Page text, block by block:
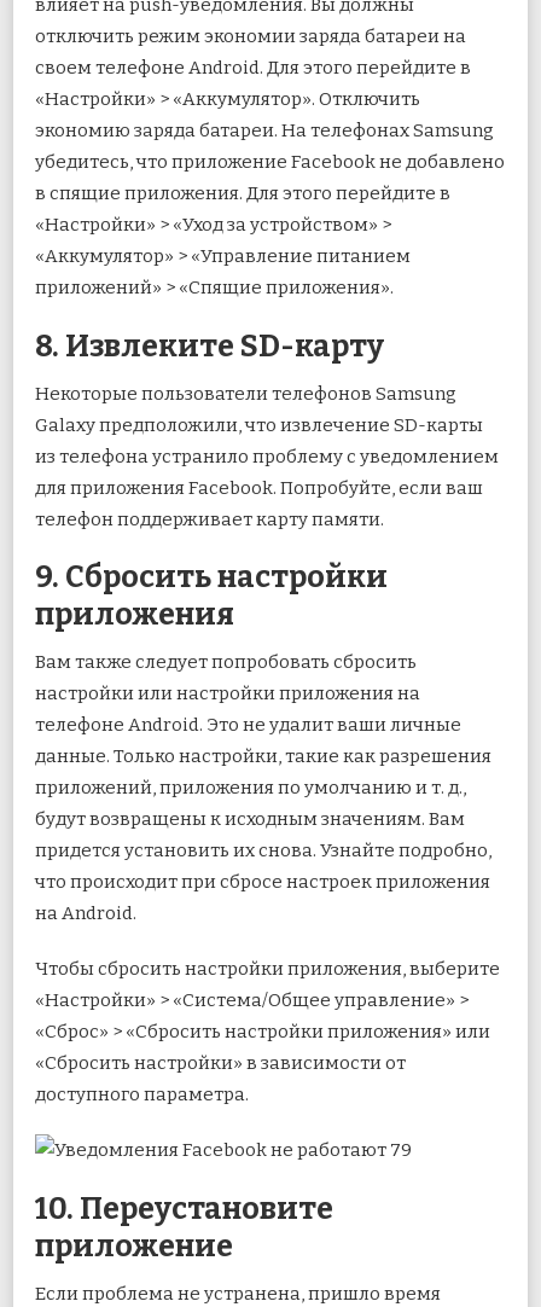
влияет на push-уведомления. Вы должны
отключить режим экономии заряда батареи на
своем телефоне Android. Для этого перейдите в
«Настройки» > «Аккумулятор». Отключить
экономию заряда батареи. На телефонах Samsung
убедитесь, что приложение Facebook не добавлено
в спящие приложения. Для этого перейдите в
«Настройки» > «Уход за устройством» >
«Аккумулятор» > «Управление питанием
приложений» > «Спящие приложения».
8. Извлеките SD-карту
Некоторые пользователи телефонов Samsung
Galaxy предположили, что извлечение SD-карты
из телефона устранило проблему с уведомлением
для приложения Facebook. Попробуйте, если ваш
телефон поддерживает карту памяти.
9. Сбросить настройки
приложения
Вам также следует попробовать сбросить
настройки или настройки приложения на
телефоне Android. Это не удалит ваши личные
данные. Только настройки, такие как разрешения
приложений, приложения по умолчанию и т. д.,
будут возвращены к исходным значениям. Вам
придется установить их снова. Узнайте подробно,
что происходит при сбросе настроек приложения
на Android.
Чтобы сбросить настройки приложения, выберите
«Настройки» > «Система/Общее управление» >
«Сброс» > «Сбросить настройки приложения» или
«Сбросить настройки» в зависимости от
доступного параметра.
10. Переустановите
приложение
Если проблема не устранена, пришло время